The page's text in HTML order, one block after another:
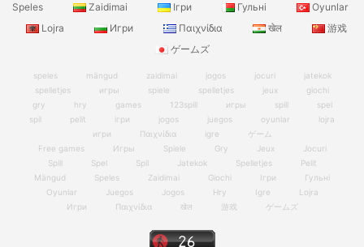
Speles
Zaidimai Ігри Гульні
Oyunlar
Lojra
Игри Παιχνίδια खेल
游戏
ゲームズ
speles mängud zaidimai jogos jocuri
jatekok
spelletjes
игры spiele spelletjes jeux
giochi
gry
hry games 123spill игры spill
spel
spil
pelit ігри jogos juegos oyunlar
lojra
игри
Παιχνίδια igre
ゲーム
Free games
Игры Spiele Gry Jeux
Jocuri
Spill
Spel Spil Jatekok Spelletjes
Pelit
Mängud
Speles Zaidimai Giochi Ігри
Гульні
Oyunlar
Juegos Jogos Hry Igre
Lojra
Игри
Παιχνίδια खेल 游戏 ゲームズ